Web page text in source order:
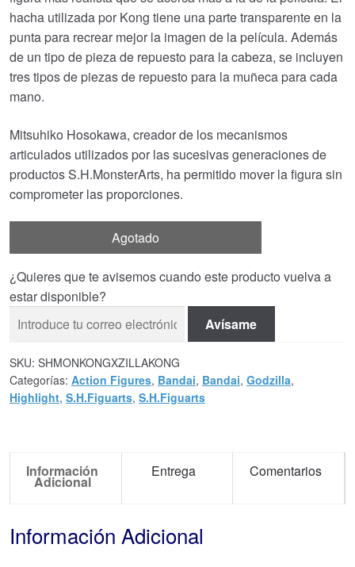
hacha utilizada por Kong tiene una parte transparente en la
punta para recrear mejor la imagen de la película. Además
de un tipo de pieza de repuesto para la cabeza, se incluyen
tres tipos de piezas de repuesto para la muñeca para cada
mano.
Mitsuhiko Hosokawa, creador de los mecanismos
articulados utilizados por las sucesivas generaciones de
productos S.H.MonsterArts, ha permitido mover la figura sin
comprometer las proporciones.
Agotado
¿Quieres que te avisemos cuando este producto vuelva a
estar disponible?
Avísame
SKU: SHMONKONGXZILLAKONG
Categorías: Action Figures, Bandai, Bandai, Godzilla,
Highlight, S.H.Figuarts, S.H.Figuarts
Información
Adicional
Entrega Comentarios
Información Adicional